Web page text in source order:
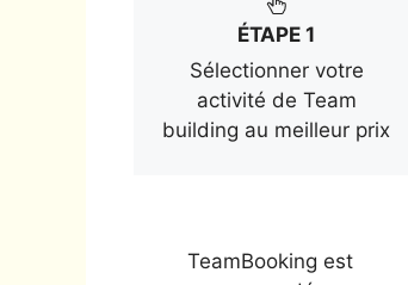
ÉTAPE 1
Sélectionner votre
activité de Team
building au meilleur prix
TeamBooking est